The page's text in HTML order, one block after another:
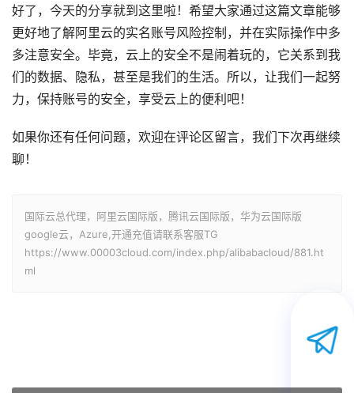
好了，今天的分享就到这里啦！希望大家通过这篇文章能够
更好地了解阿里云的实名账号风险控制，并在实际操作中多
多注意安全。毕竟，云上的安全不是闹着玩的，它关系到我
们的数据、隐私，甚至是我们的生活。所以，让我们一起努
力，保持账号的安全，享受云上的便利吧！
如果你还有任何问题，欢迎在评论区留言，我们下次再继续
聊！
国际云总代理，阿里云国际版，腾讯云国际版，华为云国际版
google云，Azure,开通充值请联系客服TG
https://www.00003cloud.com/index.php/alibabacloud/881.ht
ml